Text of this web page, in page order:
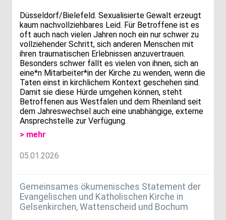
Düsseldorf/Bielefeld. Sexualisierte Gewalt erzeugt
kaum nachvollziehbares Leid. Für Betroffene ist es
oft auch nach vielen Jahren noch ein nur schwer zu
vollziehender Schritt, sich anderen Menschen mit
ihren traumatischen Erlebnissen anzuvertrauen.
Besonders schwer fällt es vielen von ihnen, sich an
eine*n Mitarbeiter*in der Kirche zu wenden, wenn die
Taten einst in kirchlichem Kontext geschehen sind.
Damit sie diese Hürde umgehen können, steht
Betroffenen aus Westfalen und dem Rheinland seit
dem Jahreswechsel auch eine unabhängige, externe
Ansprechstelle zur Verfügung.
> mehr
05.01.2026
Gemeinsames ökumenisches Statement der
Evangelischen und Katholischen Kirche in
Gelsenkirchen, Wattenscheid und Bochum